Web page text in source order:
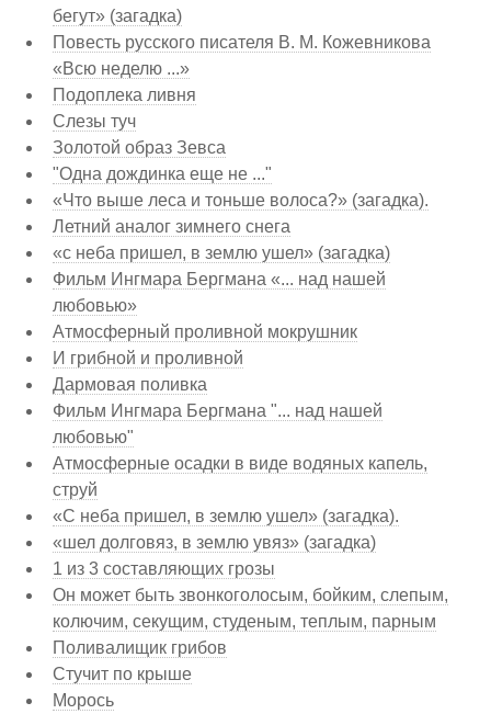
бегут» (загадка)
Повесть русского писателя В. М. Кожевникова
«Всю неделю ...»
Подоплека ливня
Слезы туч
Золотой образ Зевса
"Одна дождинка еще не ..."
«Что выше леса и тоньше волоса?» (загадка).
Летний аналог зимнего снега
«с неба пришел, в землю ушел» (загадка)
Фильм Ингмара Бергмана «... над нашей
любовью»
Атмосферный проливной мокрушник
И грибной и проливной
Дармовая поливка
Фильм Ингмара Бергмана "... над нашей
любовью"
Атмосферные осадки в виде водяных капель,
струй
«С неба пришел, в землю ушел» (загадка).
«шел долговяз, в землю увяз» (загадка)
1 из 3 составляющих грозы
Он может быть звонкоголосым, бойким, слепым,
колючим, секущим, студеным, теплым, парным
Поливалищик грибов
Стучит по крыше
Морось